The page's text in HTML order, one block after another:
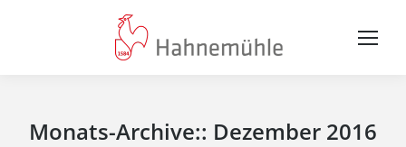
Monats-Archive:: Dezember 2016